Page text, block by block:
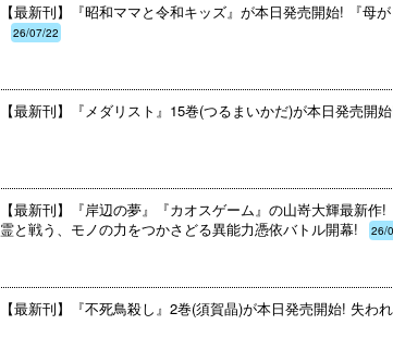
【最新刊】『昭和ママと令和キッズ』が本日発売開始! 『
26/07/22
【最新刊】『メダリスト』15巻(つるまいかだ)が本日発売
【最新刊】『岸辺の夢』『カオスゲーム』の山嵜大輝最新
霊と戦う、モノの力をつかさどる異能力憑依バトル開幕!
26/
【最新刊】『不死鳥殺し』2巻(須賀晶)が本日発売開始! 失